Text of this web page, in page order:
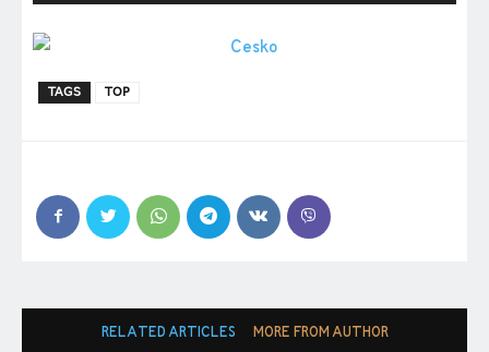
TAGS TOP
RELATED ARTICLES MORE FROM AUTHOR